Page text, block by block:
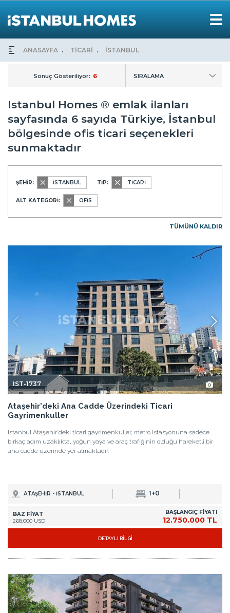
ANASAYFA TİCARİ İSTANBUL
Sonuç Gösteriliyor: 6 SIRALAMA
Istanbul Homes ® emlak ilanları
sayfasında 6 sayıda Türkiye, İstanbul
bölgesinde ofis ticari seçenekleri
sunmaktadır
ŞEHİR: İSTANBUL TİP: TİCARİ
ALT KATEGORİ: OFİS
TÜMÜNÜ KALDIR
IST-1737
Ataşehir'deki Ana Cadde Üzerindeki Ticari
Gayrimenkuller
İstanbul Ataşehir'deki ticari gayrimenkuller, metro istasyonuna sadece
birkaç adım uzaklıkta, yoğun yaya ve araç trafiğinin olduğu hareketli bir
ana cadde üzerinde yer almaktadır.
ATAŞEHİR - İSTANBUL 1+0
BAZ FİYAT
268.000 USD
BAŞLANGIÇ FİYATI
12.750.000 TL
DETAYLI BİLGİ